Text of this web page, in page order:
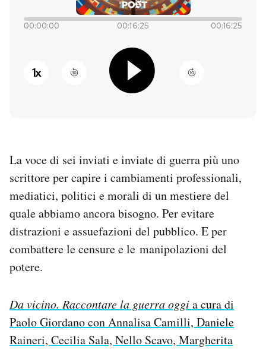
NEWSLETTER
I MIEI PREFERITI
AREA PERSONALE
Entra
00:00:00 00:16:25 00:16:25
1x
La voce di sei inviati e inviate di guerra più uno
scrittore per capire i cambiamenti professionali,
mediatici, politici e morali di un mestiere del
quale abbiamo ancora bisogno. Per evitare
distrazioni e assuefazioni del pubblico. E per
combattere le censure e le manipolazioni del
potere.
Da vicino. Raccontare la guerra oggia cura di
Paolo Giordano con Annalisa Camilli, Daniele
Raineri, Cecilia Sala, Nello Scavo, Margherita